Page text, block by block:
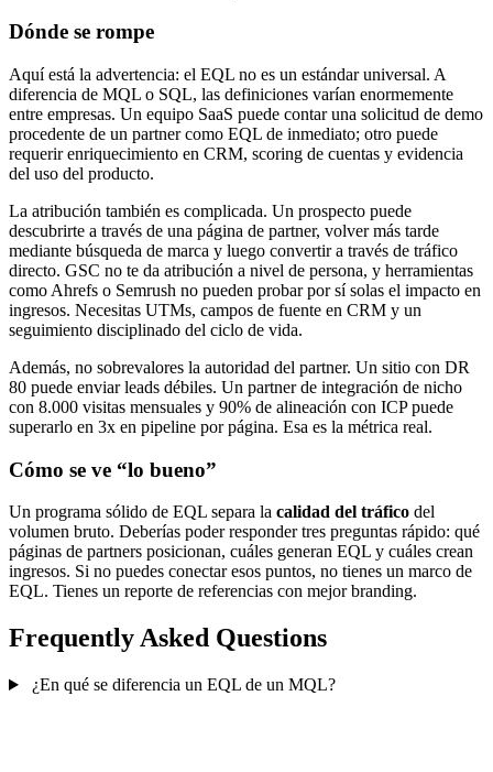
Dónde se rompe
Aquí está la advertencia: el EQL no es un estándar universal. A
diferencia de MQL o SQL, las definiciones varían enormemente
entre empresas. Un equipo SaaS puede contar una solicitud de demo
procedente de un partner como EQL de inmediato; otro puede
requerir enriquecimiento en CRM, scoring de cuentas y evidencia
del uso del producto.
La atribución también es complicada. Un prospecto puede
descubrirte a través de una página de partner, volver más tarde
mediante búsqueda de marca y luego convertir a través de tráfico
directo. GSC no te da atribución a nivel de persona, y herramientas
como Ahrefs o Semrush no pueden probar por sí solas el impacto en
ingresos. Necesitas UTMs, campos de fuente en CRM y un
seguimiento disciplinado del ciclo de vida.
Además, no sobrevalores la autoridad del partner. Un sitio con DR
80 puede enviar leads débiles. Un partner de integración de nicho
con 8.000 visitas mensuales y 90% de alineación con ICP puede
superarlo en 3x en pipeline por página. Esa es la métrica real.
Cómo se ve “lo bueno”
Un programa sólido de EQL separa la calidad del tráfico del
volumen bruto. Deberías poder responder tres preguntas rápido: qué
páginas de partners posicionan, cuáles generan EQL y cuáles crean
ingresos. Si no puedes conectar esos puntos, no tienes un marco de
EQL. Tienes un reporte de referencias con mejor branding.
Frequently Asked Questions
¿En qué se diferencia un EQL de un MQL?